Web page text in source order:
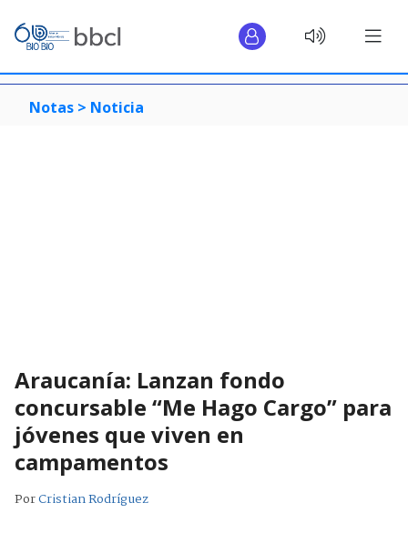
Notas > Noticia
Araucanía: Lanzan fondo
concursable “Me Hago Cargo” para
jóvenes que viven en
campamentos
PorCristian Rodríguez